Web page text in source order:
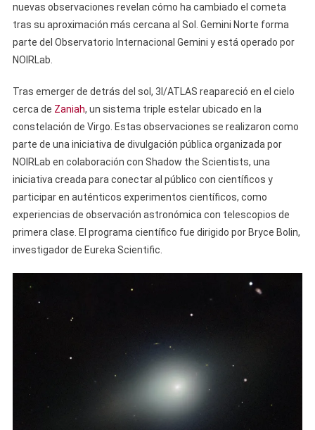
nuevas observaciones revelan cómo ha cambiado el cometa
tras su aproximación más cercana al Sol. Gemini Norte forma
parte del Observatorio Internacional Gemini y está operado por
NOIRLab.
Tras emerger de detrás del sol, 3I/ATLAS reapareció en el cielo
cerca de Zaniah, un sistema triple estelar ubicado en la
constelación de Virgo. Estas observaciones se realizaron como
parte de una iniciativa de divulgación pública organizada por
NOIRLab en colaboración con Shadow the Scientists, una
iniciativa creada para conectar al público con científicos y
participar en auténticos experimentos científicos, como
experiencias de observación astronómica con telescopios de
primera clase. El programa científico fue dirigido por Bryce Bolin,
investigador de Eureka Scientific.